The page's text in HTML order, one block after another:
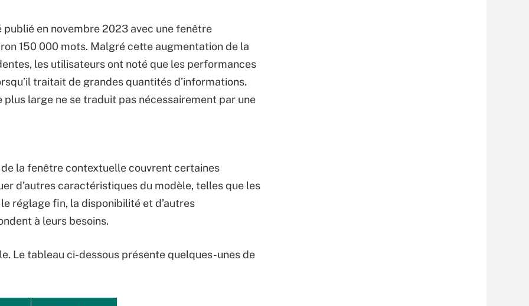
publié en novembre 2023 avec une fenêtre
150 000 mots. Malgré cette augmentation de la
les utilisateurs ont noté que les performances
traitait de grandes quantités d’informations.
large ne se traduit pas nécessairement par une
la fenêtre contextuelle couvrent certaines
d’autres caractéristiques du modèle, telles que les
réglage fin, la disponibilité et d’autres
à leurs besoins.
Le tableau ci-dessous présente quelques-unes de